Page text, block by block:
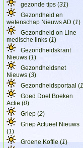
gezonde tips (31)
Gezondheid en
wetenschap Nieuws AD (1)
Gezondheid on Line
medische links (1)
Gezondheidskrant
Nieuws (1)
Gezondheidsnet
Nieuws (3)
Gezondheidsportaal (1
Goed Doel Boeken
Actie (0)
Griep (2)
Griep Actueel Nieuws
(1)
Groene Koffie (1)